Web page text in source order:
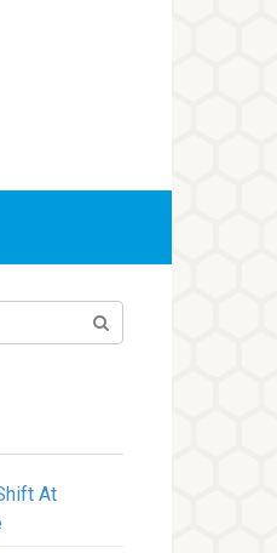
At